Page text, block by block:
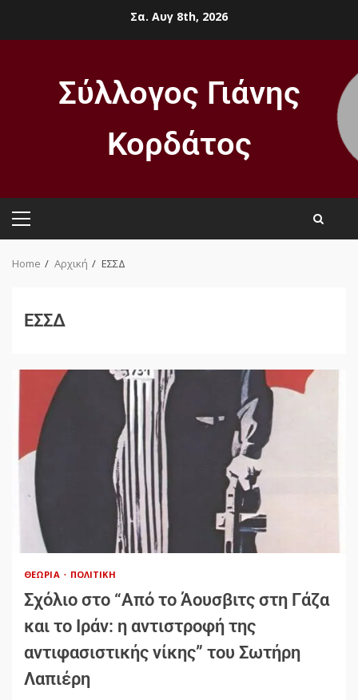
Σα. Αυγ 8th, 2026
Σύλλογος Γιάνης
Κορδάτος
Home Αρχική ΕΣΣΔ
ΕΣΣΔ
ΘΕΩΡΊΑ ΠΟΛΙΤΙΚΉ
Σχόλιο στο “Από το Άουσβιτς στη Γάζα
και το Ιράν: η αντιστροφή της
αντιφασιστικής νίκης” του Σωτήρη
Λαπιέρη